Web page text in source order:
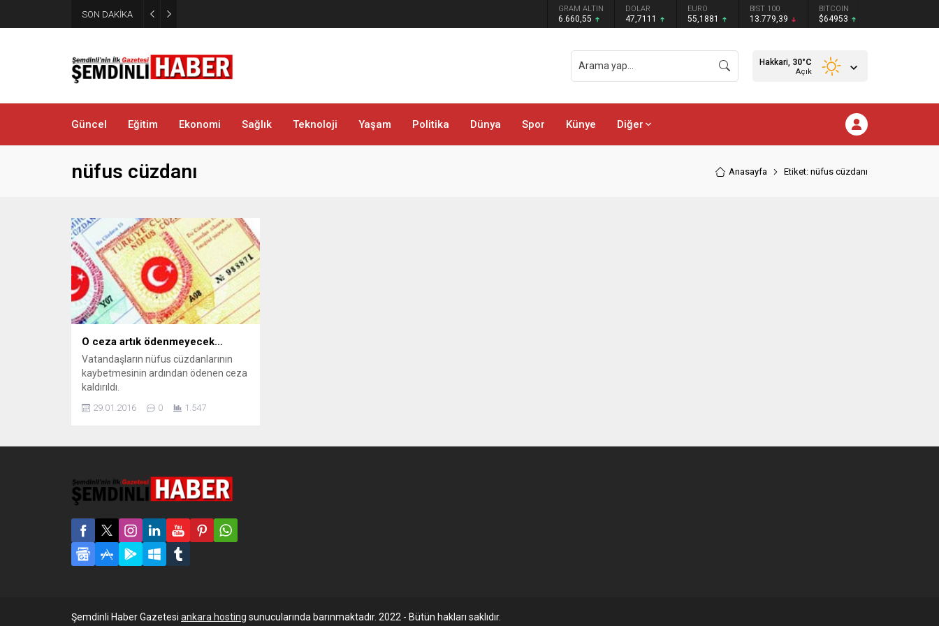
SON DAKİKA GRAM ALTIN
6.660,55
DOLAR
47,7111
EURO
55,1881
BIST 100
13.779,39
BITCOIN
$64953
Hakkari, 30°C
Açık
Güncel Eğitim Ekonomi Sağlık Teknoloji Yaşam Politika Dünya Spor Künye Diğer
nüfus cüzdanı Anasayfa Etiket: nüfus cüzdanı
O ceza artık ödenmeyecek…
Vatandaşların nüfus cüzdanlarının
kaybetmesinin ardından ödenen ceza
kaldırıldı.
29.01.2016 0 1.547
Şemdinli Haber Gazetesi ankara hosting sunucularında barınmaktadır. 2022 - Bütün hakları saklıdır.